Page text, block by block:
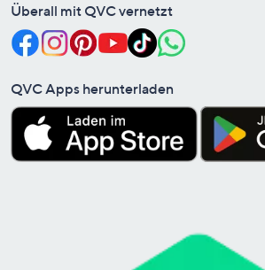
Überall mit QVC vernetzt
QVC Apps herunterladen